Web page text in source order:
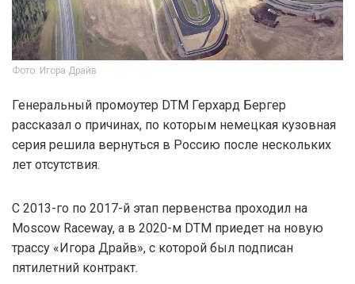
Фото: Игора Драйв
Генеральный промоутер DTM Герхард Бергер
рассказал о причинах, по которым немецкая кузовная
серия решила вернуться в Россию после нескольких
лет отсутствия.
С 2013-го по 2017-й этап первенства проходил на
Moscow Raceway, а в 2020-м DTM приедет на новую
трассу «Игора Драйв», с которой был подписан
пятилетний контракт.